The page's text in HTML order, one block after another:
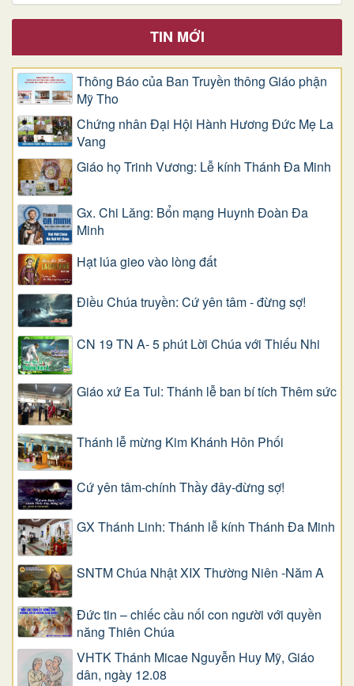
TIN MỚI
Thông Báo của Ban Truyền thông Giáo phận
Mỹ Tho
Chứng nhân Đại Hội Hành Hương Đức Mẹ La
Vang
Giáo họ Trinh Vương: Lễ kính Thánh Đa Minh
Gx. Chi Lăng: Bổn mạng Huynh Đoàn Đa
Minh
Hạt lúa gieo vào lòng đất
Điều Chúa truyền: Cứ yên tâm - đừng sợ!
CN 19 TN A- 5 phút Lời Chúa với Thiếu Nhi
Giáo xứ Ea Tul: Thánh lễ ban bí tích Thêm sức
Thánh lễ mừng Kim Khánh Hôn Phối
Cứ yên tâm-chính Thầy đây-đừng sợ!
GX Thánh Linh: Thánh lễ kính Thánh Đa Minh
SNTM Chúa Nhật XIX Thường Niên -Năm A
Đức tin – chiếc cầu nối con người với quyền
năng Thiên Chúa
VHTK Thánh Micae Nguyễn Huy Mỹ, Giáo
dân, ngày 12.08